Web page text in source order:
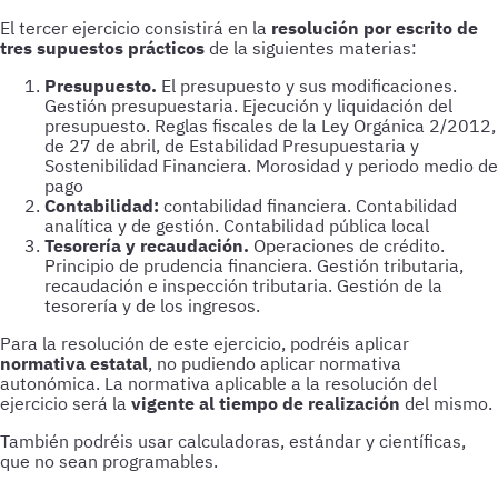
El tercer ejercicio consistirá en la resolución por escrito de
tres supuestos prácticos de la siguientes materias:
Presupuesto. El presupuesto y sus modificaciones.
Gestión presupuestaria. Ejecución y liquidación del
presupuesto. Reglas fiscales de la Ley Orgánica 2/2012,
de 27 de abril, de Estabilidad Presupuestaria y
Sostenibilidad Financiera. Morosidad y periodo medio de
pago
Contabilidad: contabilidad financiera. Contabilidad
analítica y de gestión. Contabilidad pública local
Tesorería y recaudación. Operaciones de crédito.
Principio de prudencia financiera. Gestión tributaria,
recaudación e inspección tributaria. Gestión de la
tesorería y de los ingresos.
Para la resolución de este ejercicio, podréis aplicar
normativa estatal, no pudiendo aplicar normativa
autonómica. La normativa aplicable a la resolución del
ejercicio será la vigente al tiempo de realización del mismo.
También podréis usar calculadoras, estándar y científicas,
que no sean programables.